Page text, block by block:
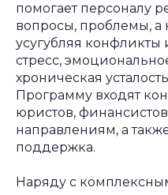
помогает персоналу
вопросы, проблемы, а
усугубляя конфликты
стресс,
хроническая
Программу входят
юристов,
направлениям, а
поддержка.
Наряду с